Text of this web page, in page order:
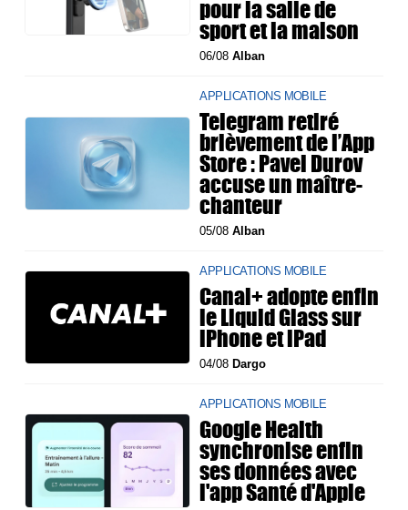
pour la salle de
sport et la maison
06/08Alban
APPLICATIONS MOBILE
Telegram retiré
brièvement de l’App
Store : Pavel Durov
accuse un maître-
chanteur
05/08Alban
APPLICATIONS MOBILE
Canal+ adopte enfin
le Liquid Glass sur
iPhone et iPad
04/08 Dargo
APPLICATIONS MOBILE
Google Health
synchronise enfin
ses données avec
l'app Santé d'Apple